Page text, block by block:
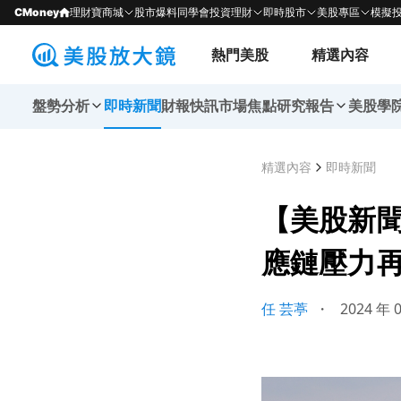
CMoney 理財寶商城 股市爆料同學會投資理財 即時股市 美股專區 模擬
熱門美股 精選內容
盤勢分析 即時新聞財報快訊市場焦點研究報告 美股學
精選內容 即時新聞
【美股新
應鏈壓力
任 芸葶 ・ 2024 年